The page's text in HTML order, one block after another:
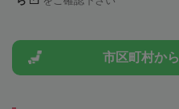
市区町村から